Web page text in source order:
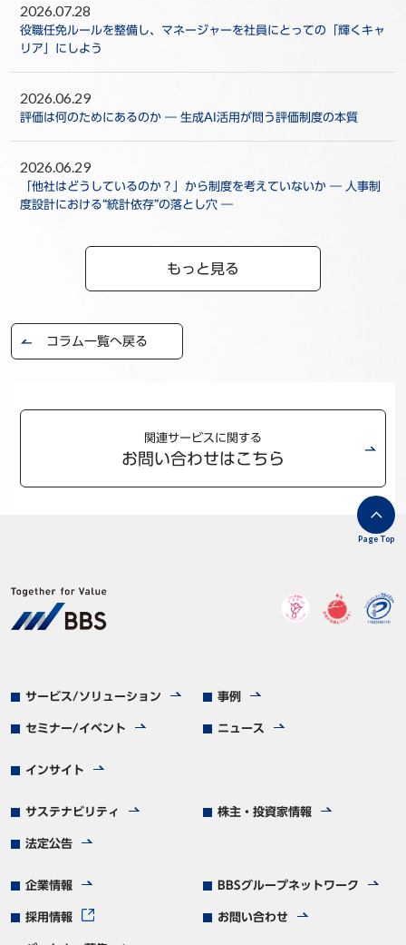
2026.07.28
役職任免ルールを整備し、マネージャーを社員にとっての「輝くキャ
リア」にしよう
2026.06.29
評価は何のためにあるのか ― 生成AI活用が問う評価制度の本質
2026.06.29
「他社はどうしているのか？」から制度を考えていないか ― 人事制
度設計における“統計依存”の落とし穴 ―
もっと見る
コラム一覧へ戻る
関連サービスに関する
お問い合わせはこちら
サービス/ソリューション 事例
セミナー/イベント ニュース
インサイト
サステナビリティ 株主・投資家情報
法定公告
企業情報 BBSグループネットワーク
採用情報 お問い合わせ
Page Top